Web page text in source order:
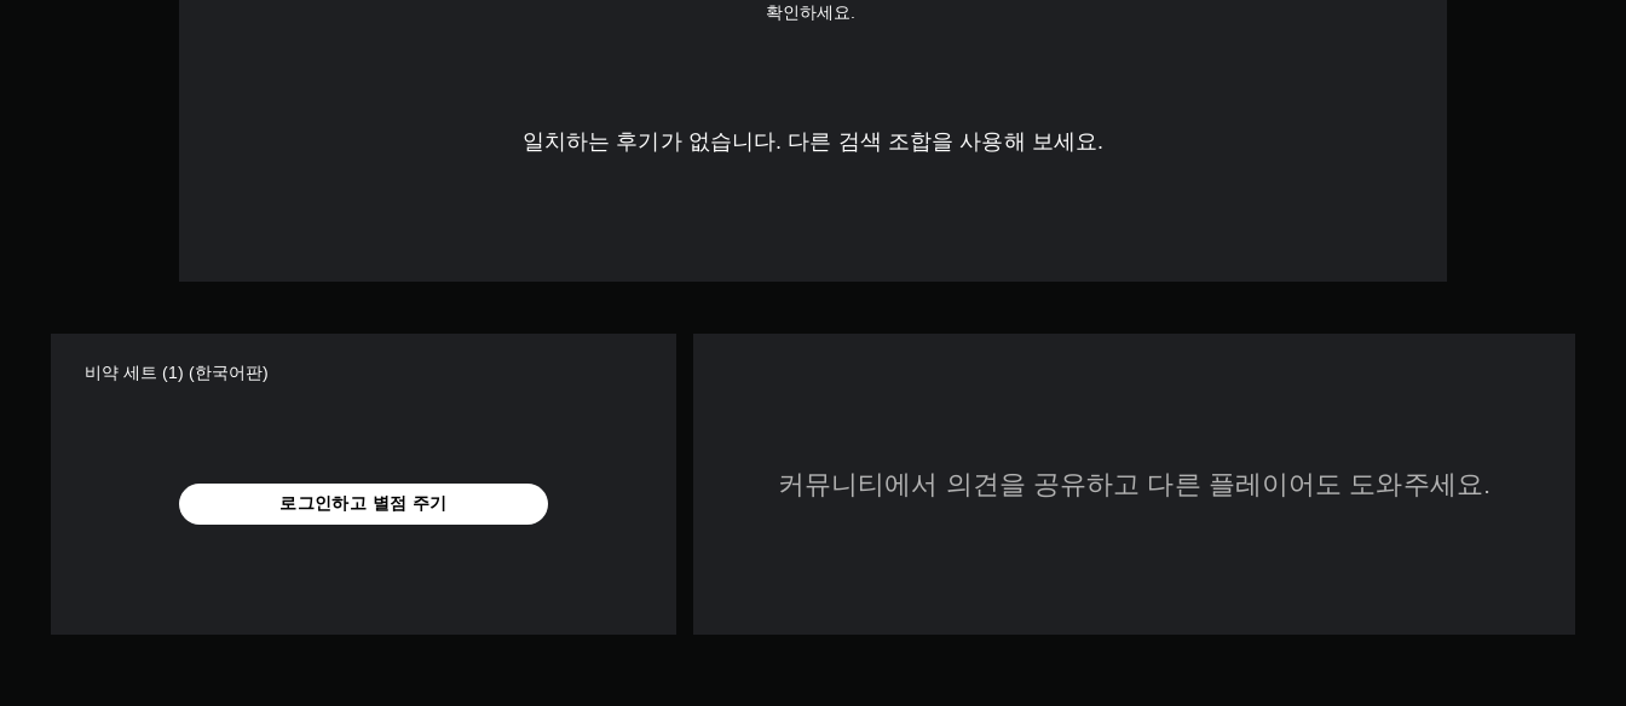
확인하세요.
일치하는 후기가 없습니다. 다른 검색 조합을 사용해 보세요.
비약 세트 (1) (한국어판)
로그인하고 별점 주기
커뮤니티에서 의견을 공유하고 다른 플레이어도 도와주세요.